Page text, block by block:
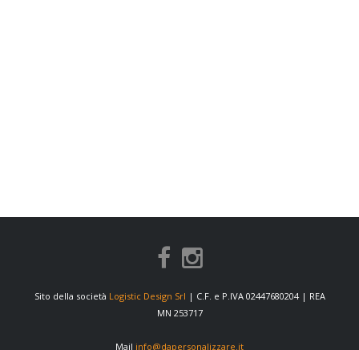
Sito della società Logistic Design Srl | C.F. e P.IVA 02447680204 | REA
MN 253717
Mail info@dapersonalizzare.it